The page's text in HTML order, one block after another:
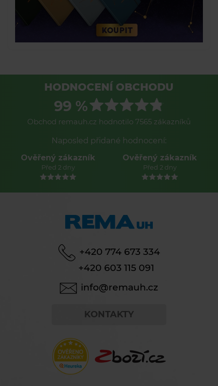
HODNOCENÍ OBCHODU
99 %
Obchod remauh.cz hodnotilo 7565 zákazníků
Naposled přidané hodnocení:
Ověřený zákazník
Před 2 dny
Ověřený zákazník
Před 2 dny
+420 774 673 334
+420 603 115 091
info@remauh.cz
KONTAKTY